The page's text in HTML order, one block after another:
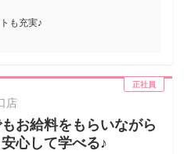
も充実♪
正社員
店
お給料をもらいながら
心して学べる♪